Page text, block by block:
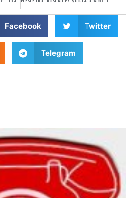
Facebook Twitter
Telegram